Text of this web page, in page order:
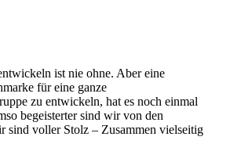
ist nie ohne. Aber eine
für eine ganze
zu entwickeln, hat es noch einmal
begeisterter sind wir von den
sind voller Stolz – Zusammen vielseitig